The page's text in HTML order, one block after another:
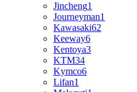
Jincheng1
Journeyman1
Kawasaki62
Keeway6
Kentoya3
KTM34
Kymco6
Lifan1